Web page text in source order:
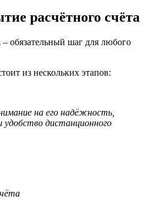
расчётного счёта
– обязательный шаг для любого
из нескольких этапов:
на его надёжность,
дистанционного